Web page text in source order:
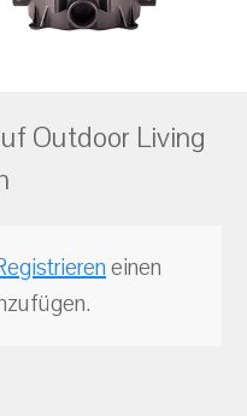
Outdoor Living
einen